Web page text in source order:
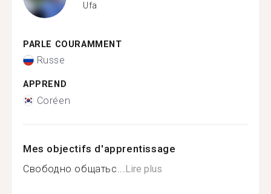
Ufa
PARLE COURAMMENT
Russe
APPREND
Coréen
Mes objectifs d'apprentissage
Свободно общатьс... Lire plus